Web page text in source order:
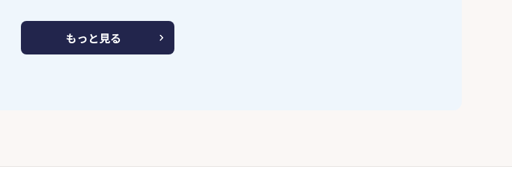
もっと見る